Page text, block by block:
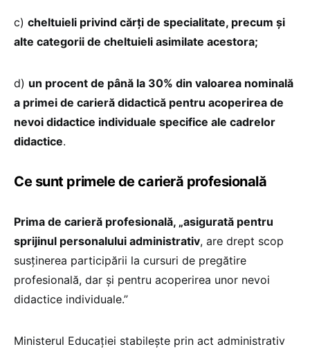
c) cheltuieli privind cărți de specialitate, precum și
alte categorii de cheltuieli asimilate acestora;
d) un procent de până la 30% din valoarea nominală
a primei de carieră didactică pentru acoperirea de
nevoi didactice individuale specifice ale cadrelor
didactice.
Ce sunt primele de carieră profesională
Prima de carieră profesională, „asigurată pentru
sprijinul personalului administrativ, are drept scop
susținerea participării la cursuri de pregătire
profesională, dar și pentru acoperirea unor nevoi
didactice individuale.”
Ministerul Educației stabilește prin act administrativ